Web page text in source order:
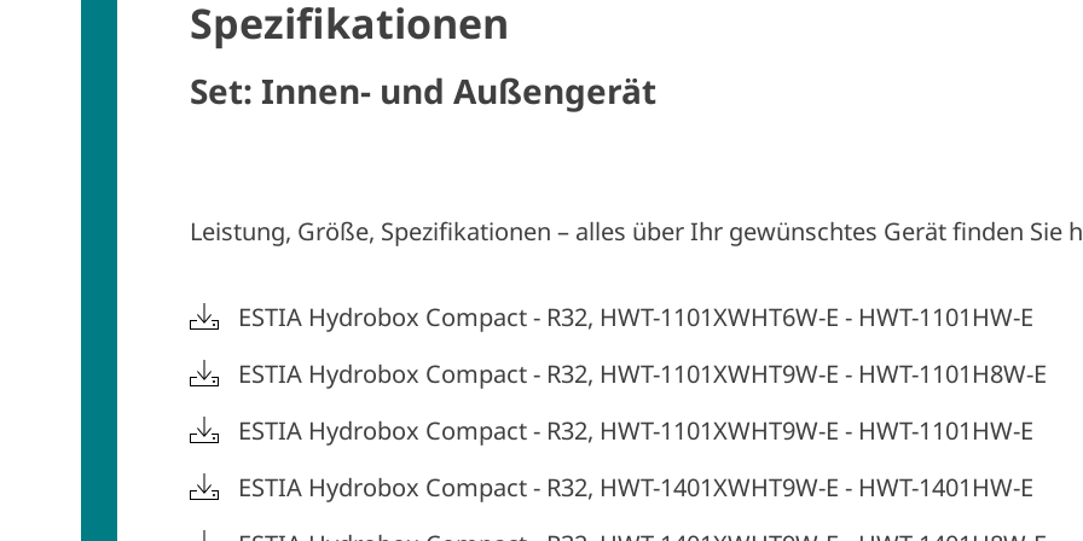
Spezifikationen
Set: Innen- und Außengerät
Leistung, Größe, Spezifikationen – alles über Ihr gewünschtes Gerät finden Sie
ESTIA Hydrobox Compact - R32, HWT-1101XWHT6W-E - HWT-1101HW-E
ESTIA Hydrobox Compact - R32, HWT-1101XWHT9W-E - HWT-1101H8W-E
ESTIA Hydrobox Compact - R32, HWT-1101XWHT9W-E - HWT-1101HW-E
ESTIA Hydrobox Compact - R32, HWT-1401XWHT9W-E - HWT-1401HW-E